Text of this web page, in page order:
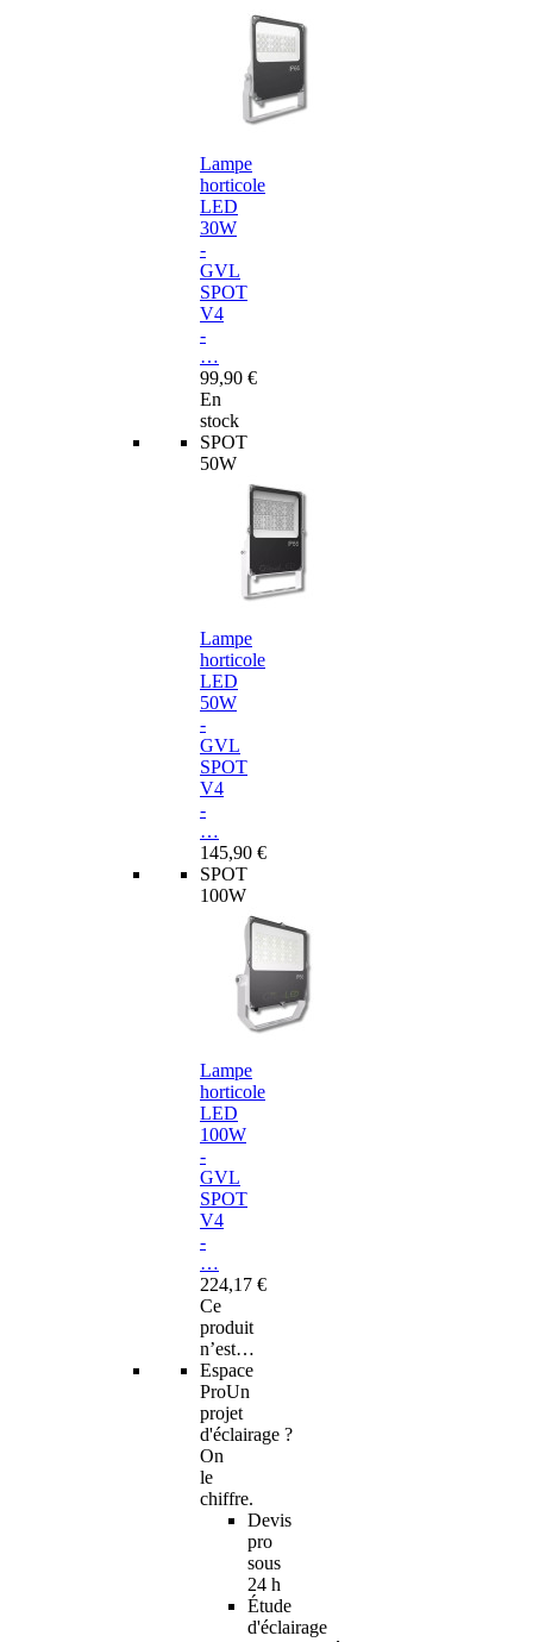
Lampe
horticole
LED
30W
-
GVL
SPOT
V4
-
…
99,90 €
En
stock
SPOT
50W
Lampe
horticole
LED
50W
-
GVL
SPOT
V4
-
…
145,90 €
SPOT
100W
Lampe
horticole
LED
100W
-
GVL
SPOT
V4
-
…
224,17 €
Ce
produit
n’est…
Espace
ProUn
projet
d'éclairage ?
On
le
chiffre.
Devis
pro
sous
24 h
Étude
d'éclairage